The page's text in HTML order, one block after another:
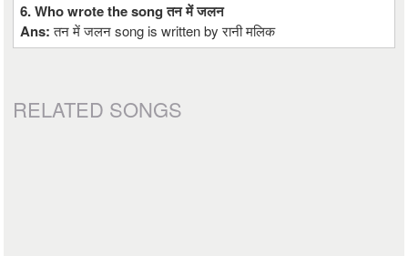
6. Who wrote the song तन में जलन
Ans:तन में जलन song is written by रानी मलिक
RELATED SONGS